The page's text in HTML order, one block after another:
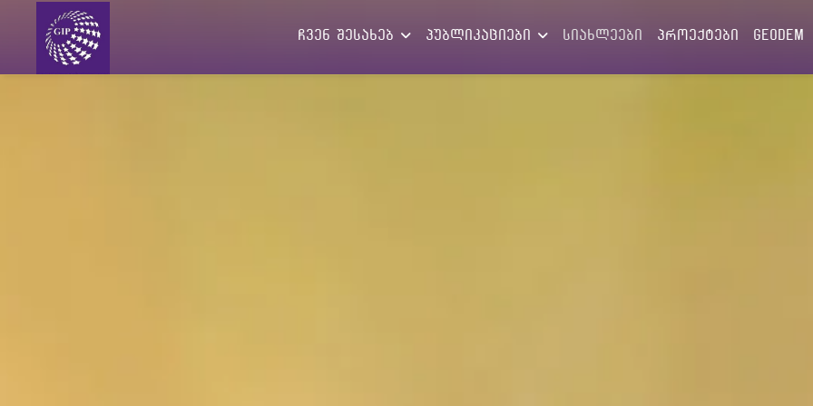
ჩვენ შესახებ პუბლიკაციები სიახლეები პროექტები GEODEM